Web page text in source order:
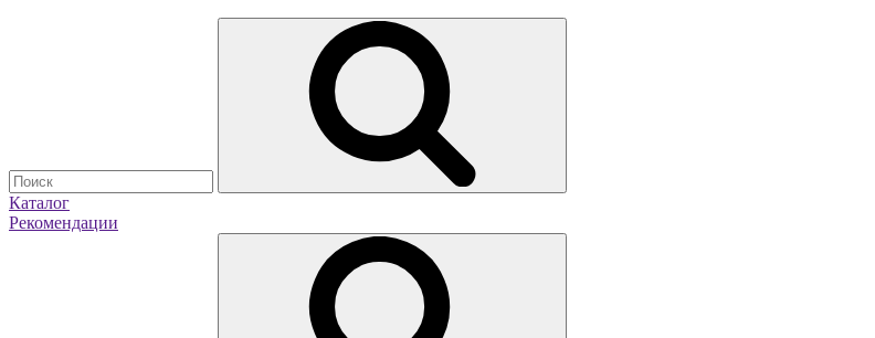
Каталог
Рекомендации